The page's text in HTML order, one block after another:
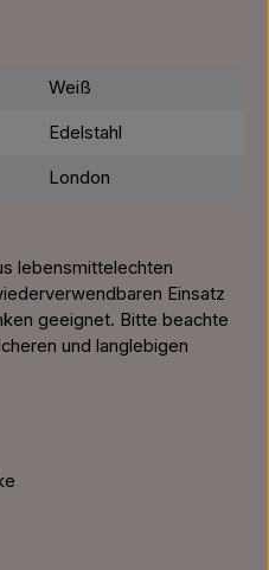
Weiß
Edelstahl
London
lebensmittelechten
Einsatz
geeignet. Bitte beachte
und langlebigen